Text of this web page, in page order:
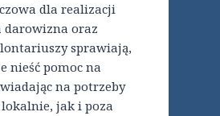
dla realizacji
darowizna oraz
sprawiają,
nieść pomoc na
na potrzeby
lokalnie, jak i poza